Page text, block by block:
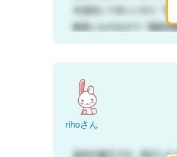
rihoさん